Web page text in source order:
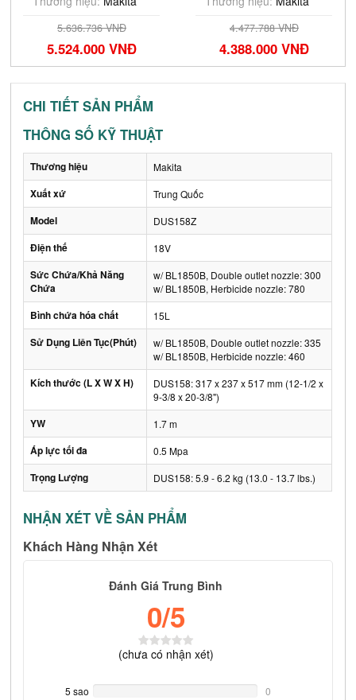
5.636.736 VNĐ
5.524.000 VNĐ
4.477.788 VNĐ
4.388.000 VNĐ
CHI TIẾT SẢN PHẨM
THÔNG SỐ KỸ THUẬT
Thương hiệu Makita
Xuất xứ Trung Quốc
Model DUS158Z
Điện thế 18V
Sức Chứa/Khả Năng
Chứa
w/ BL1850B, Double outlet nozzle: 300
w/ BL1850B, Herbicide nozzle: 780
Bình chứa hóa chất 15L
Sử Dụng Liên Tục(Phút)
w/ BL1850B, Double outlet nozzle: 335
w/ BL1850B, Herbicide nozzle: 460
Kích thước (L X W X H)
DUS158: 317 x 237 x 517 mm (12-1/2 x
9-3/8 x 20-3/8")
YW 1.7 m
Áp lực tối đa 0.5 Mpa
Trọng Lượng DUS158: 5.9 - 6.2 kg (13.0 - 13.7 lbs.)
NHẬN XÉT VỀ SẢN PHẨM
Khách Hàng Nhận Xét
Đánh Giá Trung Bình
0/5
(chưa có nhận xét)
5 sao
0